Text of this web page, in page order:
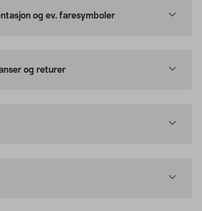
og ev. faresymboler
og returer